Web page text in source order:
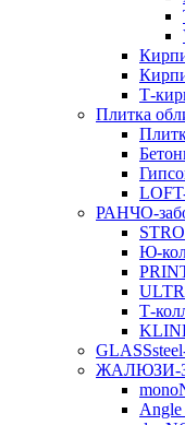
Т-
Плитка
РАНЧО-
Ю-
Т-
ЖАЛЮЗИ-
Angle